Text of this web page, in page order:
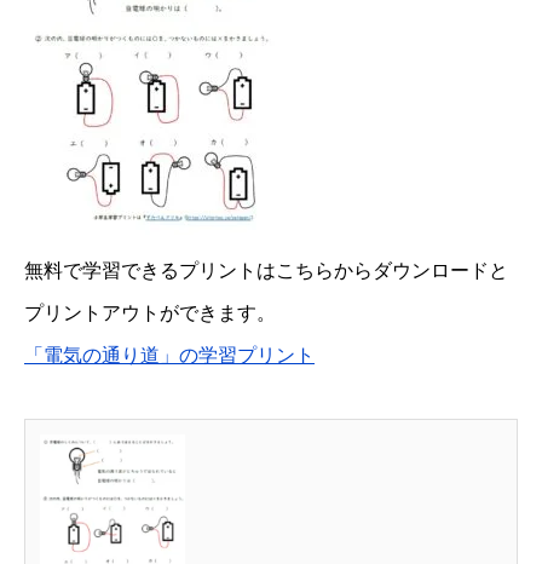
無料で学習できるプリントはこちらからダウンロードと
プリントアウトができます。
「電気の通り道」の学習プリント